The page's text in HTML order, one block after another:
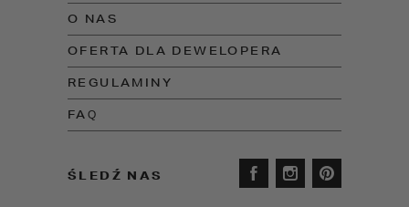
O NAS
OFERTA DLA DEWELOPERA
REGULAMINY
FAQ
ŚLEDŹ NAS